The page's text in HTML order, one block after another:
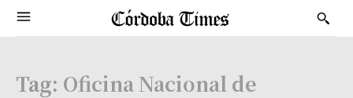
Tag: Oficina Nacional de